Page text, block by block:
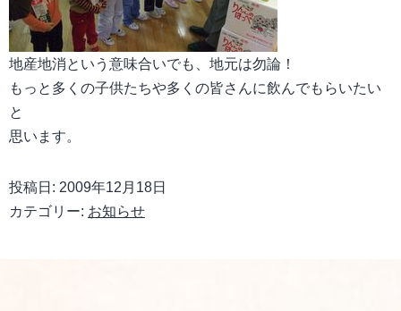
地産地消という意味合いでも、地元は勿論！
もっと多くの子供たちや多くの皆さんに飲んでもらいたい
と
思います。
投稿日: 2009年12月18日
カテゴリー: お知らせ